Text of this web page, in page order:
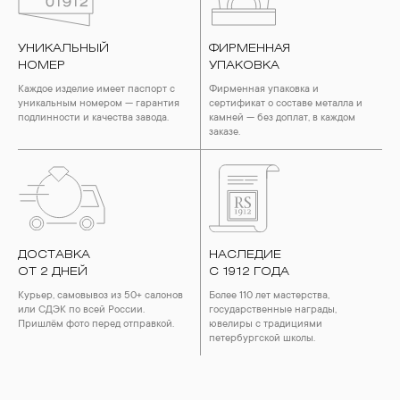
воздействия серы покрываются коричневыми
пятнами.Кроме того, жирные кремы прочно оседают на
поверхности металлов, забиваются в микроцарапины и
притягивают к себе пыль. Из-за смеси жира и пыли часто
разбалтываются и ломаются замки на ювелирных изделиях.
2. Храните ювелирные украшения в футлярах или
специальных мешочках. Так будет меньше шансов
повредить украшение или оставить на нем царапины.
3. Ни в коем случае не храните украшения в ванной комнате.
Особенно беречь от воздействия влаги, необходимо
позолоченные изделия. Также высокую влажность плохо
переносят жемчуг, бирюза, малахит и янтарь.
4. Специалисты обычно рекомендуют чистить украшения не
реже одного раза в месяц, а также регулярно протирать их
фланелевой или замшевой салфеткой.
УНИКАЛЬНЫЙ
НОМЕР
Каждое изделие имеет паспорт с
уникальным номером — гарантия
подлинности и качества завода.
ФИРМЕННАЯ
УПАКОВКА
Фирменная упаковка и
сертификат о составе металла и
камней — без доплат, в каждом
заказе.
ДОСТАВКА
ОТ 2 ДНЕЙ
Курьер, самовывоз из 50+ салонов
или СДЭК по всей России.
Пришлём фото перед отправкой.
НАСЛЕДИЕ
С 1912 ГОДА
Более 110 лет мастерства,
государственные награды,
ювелиры с традициями
петербургской школы.